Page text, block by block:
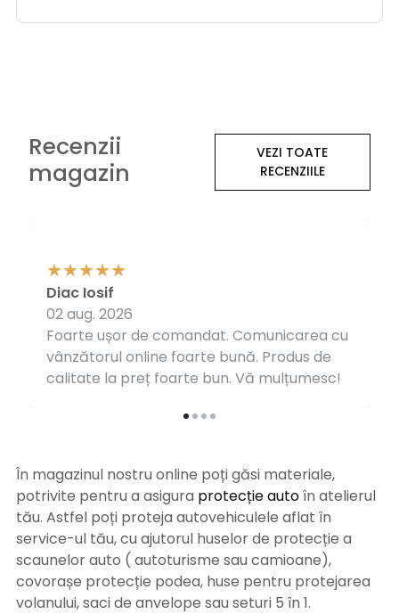
Recenzii
magazin
VEZI TOATE
RECENZIILE
Foarte ușor de comandat. Comunicarea cu
vânzătorul online foarte bună. Produs de
calitate la preț foarte bun. Vă mulțumesc!
Diac Iosif
02 aug. 2026
În magazinul nostru online poți găsi materiale,
potrivite pentru a asigura protecție autoîn atelierul
tău. Astfel poți proteja autovehiculele aflat în
service-ul tău, cu ajutorul huselor de protecție a
scaunelor auto ( autoturisme sau camioane),
covorașe protecție podea, huse pentru protejarea
volanului, saci de anvelope sau seturi 5 în 1.